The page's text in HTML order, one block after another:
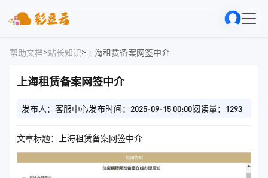
帮助文档>站长知识> 上海租赁备案网签中介
上海租赁备案网签中介
发布人：客服中心发布时间：2025-09-15 00:00阅读量：1293
文章标题：上海租赁备案网签中介